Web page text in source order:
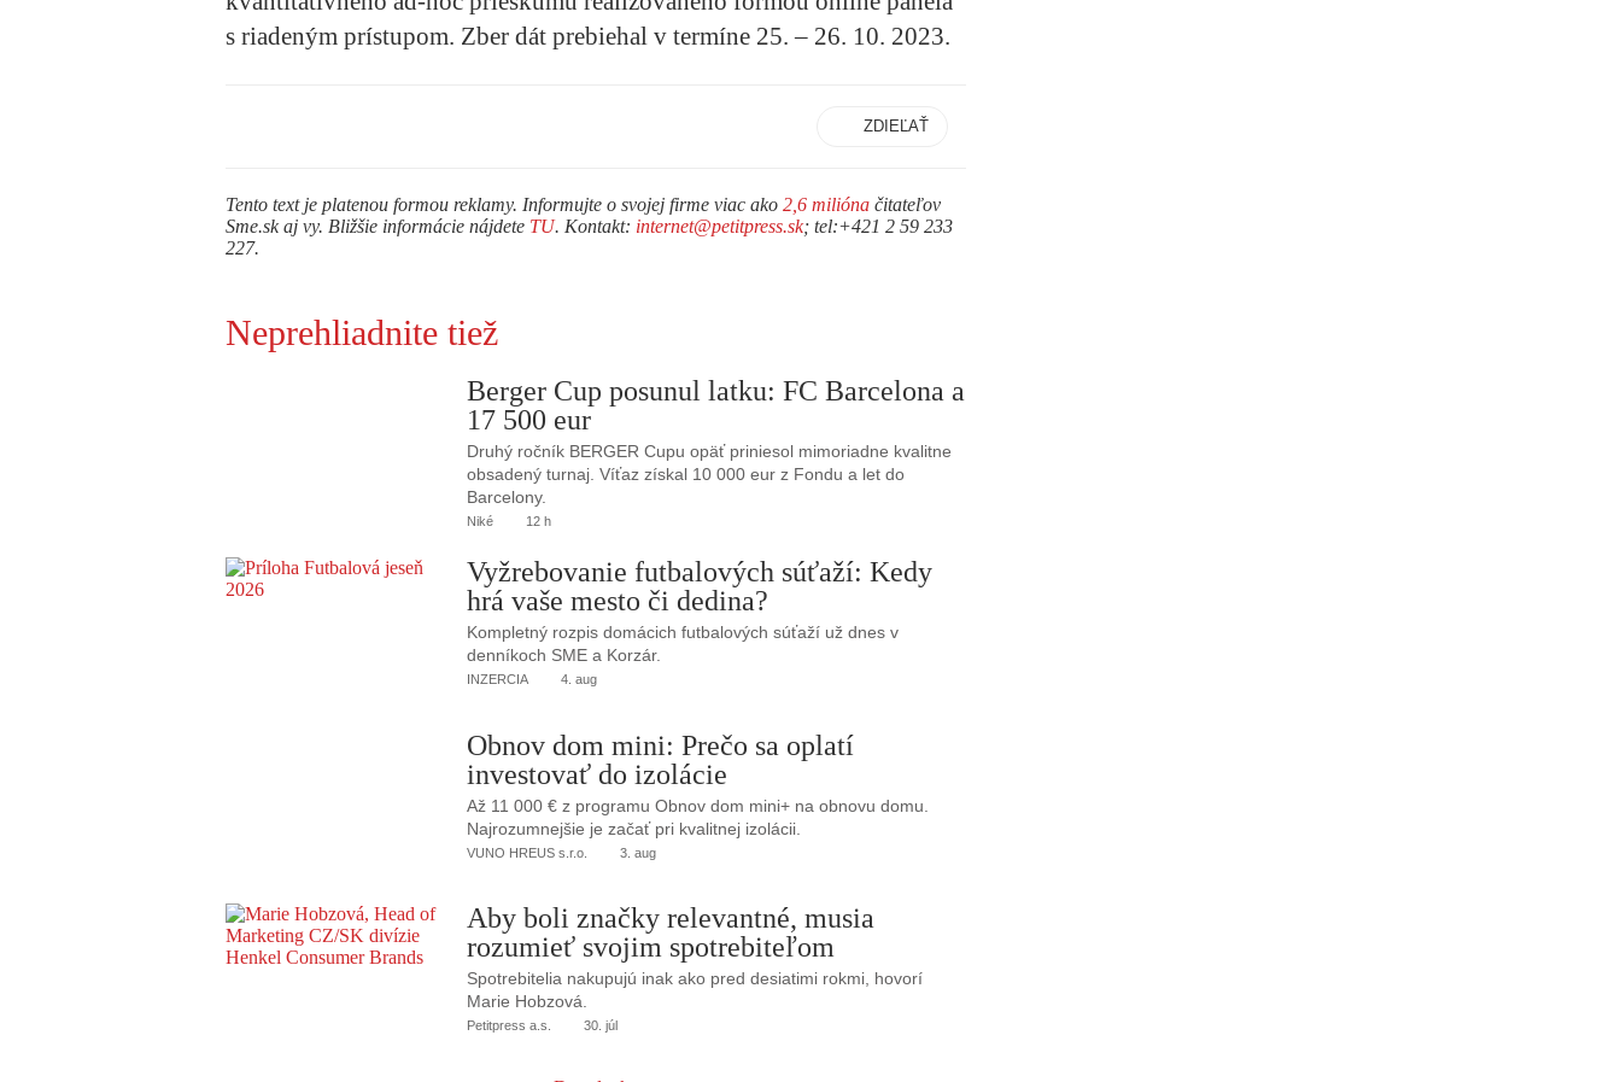
s riadeným prístupom. Zber dát prebiehal v termíne 25. – 26. 10. 2023.
ZDIEĽAŤ
Tento text je platenou formou reklamy. Informujte o svojej firme viac ako 2,6 milióna čitateľov
Sme.sk aj vy. Bližšie informácie nájdete TU. Kontakt: internet@petitpress.sk; tel:+421 2 59 233
227.
Neprehliadnite tiež
Berger Cup posunul latku: FC Barcelona a
17 500 eur
Druhý ročník BERGER Cupu opäť priniesol mimoriadne kvalitne
obsadený turnaj. Víťaz získal 10 000 eur z Fondu a let do
Barcelony.
Niké 12 h
Vyžrebovanie futbalových súťaží: Kedy
hrá vaše mesto či dedina?
Kompletný rozpis domácich futbalových súťaží už dnes v
denníkoch SME a Korzár.
INZERCIA 4. aug
Obnov dom mini: Prečo sa oplatí
investovať do izolácie
Až 11 000 € z programu Obnov dom mini+ na obnovu domu.
Najrozumnejšie je začať pri kvalitnej izolácii.
VUNO HREUS s.r.o. 3. aug
Aby boli značky relevantné, musia
rozumieť svojim spotrebiteľom
Spotrebitelia nakupujú inak ako pred desiatimi rokmi, hovorí
Marie Hobzová.
Petitpress a.s. 30. júl